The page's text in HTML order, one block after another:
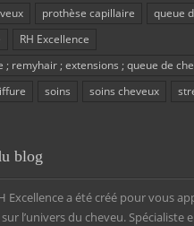
prothèse capillaire
queue
RH Excellence
; remyhair ; extensions ; queue de
soins soins cheveux
blog
Excellence a été créé pour vous
l’univers du cheveu. Spécialiste